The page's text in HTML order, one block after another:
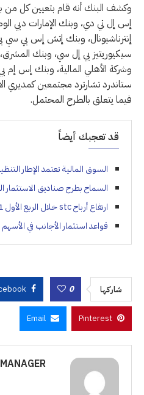
وكشف البنك أنه قام بتعيين كل من
إس إل تي دي، وبنك الإمارات دبي
إنترناشيونال، وبنك إتش إس بي
سيكيوريتيز بي إل سي، وبنك
وشركة الأهلي المالية، وبنك إس
ستاندرد تشارترد مجتمعين كمديري
فيما يتعلق بالطرح المحتمل.
قد تعجبك أيضاً
السوق المالية تعتمد الإطار
السماح بطرح صناديق الاستثمار
ارتفاع أرباح stc خلال الربع الأول 11% وتوزيع 0.55 ريال للسهم
قواعد استثمار الأجانب في
شاركها 0
Pinterest
Email